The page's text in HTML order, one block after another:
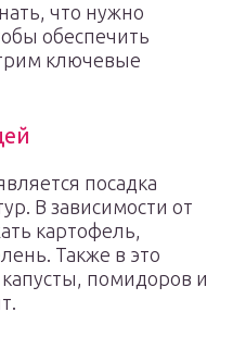
что нужно
обеспечить
ключевые
посадка
В зависимости от
картофель,
Также в это
помидоров и